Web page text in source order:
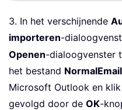
3. In het verschijnende
importeren-
Openen-dialoogvenster
het bestand
Microsoft Outlook en
gevolgd door de OK-